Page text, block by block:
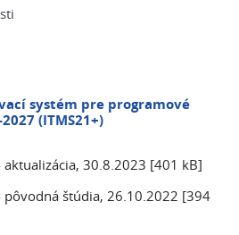
systém pre programové
(ITMS21+)
aktualizácia, 30.8.2023 [401 kB]
pôvodná štúdia, 26.10.2022 [394